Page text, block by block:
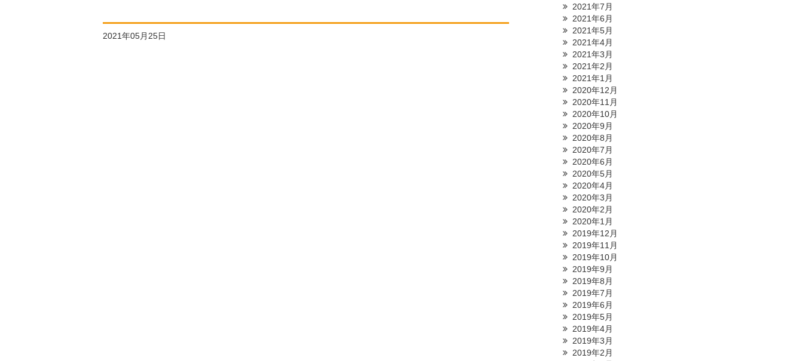
2021年05月25日
2021年7月
2021年6月
2021年5月
2021年4月
2021年3月
2021年2月
2021年1月
2020年12月
2020年11月
2020年10月
2020年9月
2020年8月
2020年7月
2020年6月
2020年5月
2020年4月
2020年3月
2020年2月
2020年1月
2019年12月
2019年11月
2019年10月
2019年9月
2019年8月
2019年7月
2019年6月
2019年5月
2019年4月
2019年3月
2019年2月